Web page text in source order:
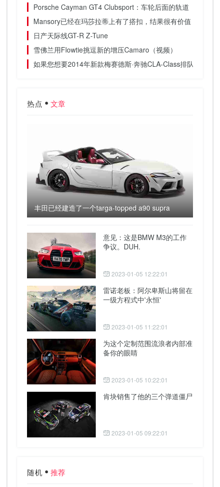
Porsche Cayman GT4 Clubsport：车轮后面的轨道
Mansory已经在玛莎拉蒂上有了搭扣，结果很有价值
日产天际线GT-R Z-Tune
雪佛兰用Flowtie挑逗新的增压Camaro（视频）
如果您想要2014年新款梅赛德斯·奔驰CLA-Class排队
热点 文章
丰田已经建造了一个targa-topped a90 supra
意见：这是BMW M3的工作
争议。DUH.
2023-01-05 12:22:01
雷诺老板：阿尔卑斯山将留在
一级方程式中'永恒'
2023-01-05 11:22:01
为这个定制范围流浪者内部准
备你的眼睛
2023-01-05 10:22:01
肯块销售了他的三个弹道僵尸
2023-01-05 09:22:01
随机 推荐